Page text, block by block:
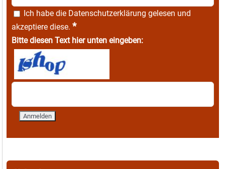
Ich habe die Datenschutzerklärung gelesen und
akzeptiere diese. *
Bitte diesen Text hier unten eingeben: